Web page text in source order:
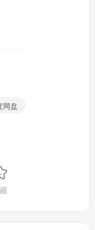
网盘